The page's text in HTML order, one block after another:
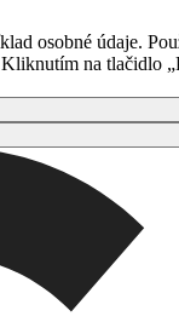
osobné údaje.
na tlačidlo